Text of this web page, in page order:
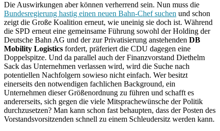
Die Auswirkungen aber können verherrend sein. Nun muss die
Bundesregierung hastig einen neuen Bahn-Chef suchen und schon
zeigt die Große Koalition erneut, wie uneinig sie doch ist. Während
die SPD erneut eine gemeinsame Führung sowohl der Holding der
Deutsche Bahn AG und der zur Privatisierung anstehenden DB
Mobility Logistics fordert, präferiert die CDU dagegen eine
Doppelspitze. Und da parallel auch der Finanzvorstand Diethelm
Sack das Unternehmen verlassen wird, wird die Suche nach
potentiellen Nachfolgern sowieso nicht einfach. Wer besitzt
einerseits den notwendigen fachlichen Background, ein
Unternehmen dieser Größenordnung zu führen und schafft es
andererseits, sich gegen die viele Mitsprachewünsche der Politik
durchzusetzen? Man kann schon fast behaupten, dass der Posten des
Vorstandsvorsitzenden schnell zu einem Schleudersitz werden kann.